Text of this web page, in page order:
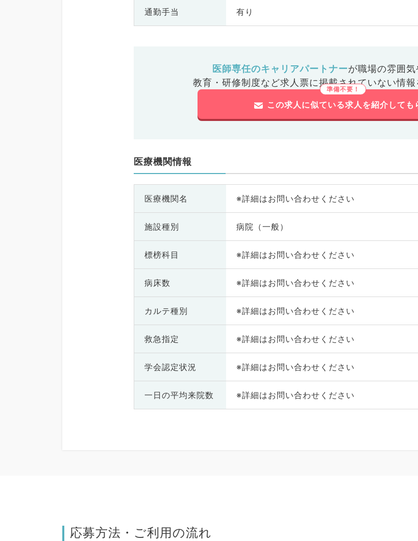
通勤手当 有り
医師専任のキャリアパートナーが職場の雰囲気
教育・研修制度など求人票に掲載されていない情報
この求人に似ている求人を紹介しても
医療機関情報
医療機関名 ※詳細はお問い合わせください
施設種別 病院（一般）
標榜科目 ※詳細はお問い合わせください
病床数 ※詳細はお問い合わせください
カルテ種別 ※詳細はお問い合わせください
救急指定 ※詳細はお問い合わせください
学会認定状況 ※詳細はお問い合わせください
一日の平均来院数 ※詳細はお問い合わせください
応募方法・ご利用の流れ